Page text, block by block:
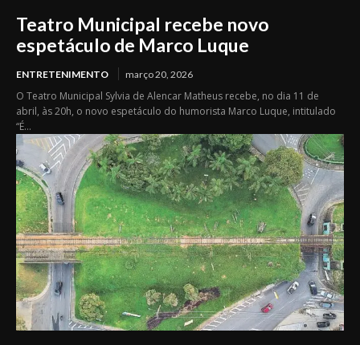
Teatro Municipal recebe novo
espetáculo de Marco Luque
ENTRETENIMENTO março 20, 2026
O Teatro Municipal Sylvia de Alencar Matheus recebe, no dia 11 de
abril, às 20h, o novo espetáculo do humorista Marco Luque, intitulado
“É...